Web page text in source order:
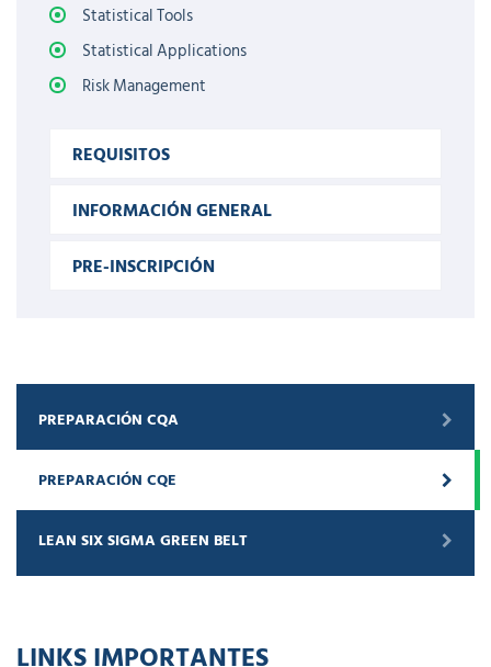
Statistical Tools
Statistical Applications
Risk Management
REQUISITOS
INFORMACIÓN GENERAL
PRE-INSCRIPCIÓN
PREPARACIÓN CQA
PREPARACIÓN CQE
LEAN SIX SIGMA GREEN BELT
LINKS IMPORTANTES